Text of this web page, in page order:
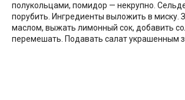
полукольцами, помидор — некрупно.
порубить. Ингредиенты выложить в миску.
маслом, выжать лимонный сок, добавить
перемешать. Подавать салат украшенным